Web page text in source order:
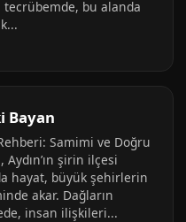
bu alanda
Bayan
Samimi ve Doğru
şirin ilçesi
hayat, büyük şehirlerin
akar. Dağların
insan ilişkileri...